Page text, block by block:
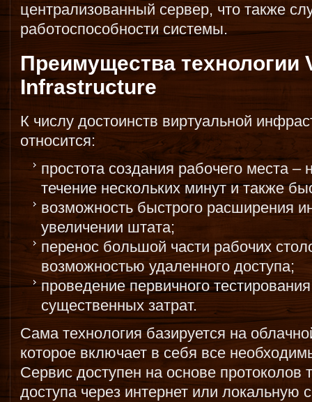
централизованный сервер, что также
работоспособности системы.
Преимущества технологии
Infrastructure
К числу достоинств виртуальной
относится:
простота создания рабочего места
течение нескольких минут и также
возможность быстрого расширения
увеличении штата;
перенос большой части рабочих
возможностью удаленного доступа;
проведение первичного
существенных затрат.
Сама технология базируется на
которое включает в себя все
Сервис доступен на основе протоколов
доступа через интернет или локальную